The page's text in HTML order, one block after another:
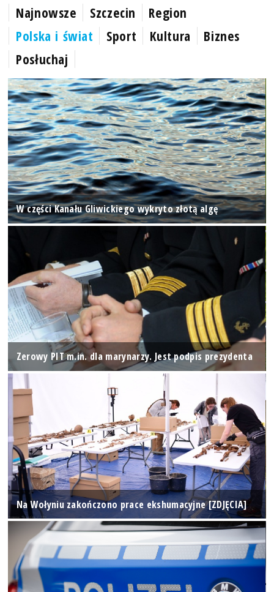
Najnowsze Szczecin
Region
Polska i świat
Sport Kultura
Biznes
Posłuchaj
W części Kanału Gliwickiego wykryto złotą algę
Zerowy PIT m.in. dla marynarzy. Jest podpis prezydenta
Na Wołyniu zakończono prace ekshumacyjne [ZDJĘCIA]